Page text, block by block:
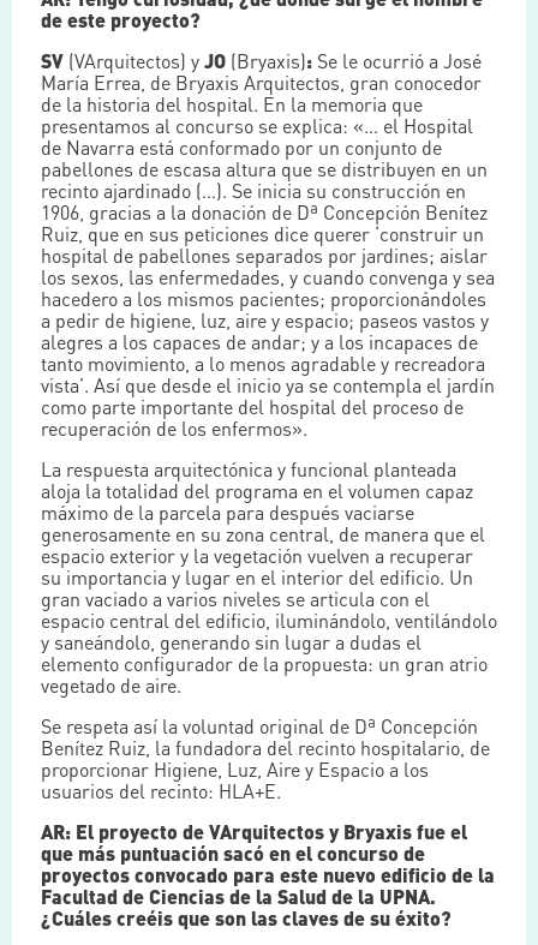
de este proyecto?
SV (VArquitectos) yJO (Bryaxis): Se le ocurrió a José
María Errea, de Bryaxis Arquitectos, gran conocedor
de la historia del hospital. En la memoria que
presentamos al concurso se explica: «… el Hospital
de Navarra está conformado por un conjunto de
pabellones de escasa altura que se distribuyen en un
recinto ajardinado (…). Se inicia su construcción en
1906, gracias a la donación de Dª Concepción Benítez
Ruiz, que en sus peticiones dice querer ‘construir un
hospital de pabellones separados por jardines; aislar
los sexos, las enfermedades, y cuando convenga y sea
hacedero a los mismos pacientes; proporcionándoles
a pedir de higiene, luz, aire y espacio; paseos vastos y
alegres a los capaces de andar; y a los incapaces de
tanto movimiento, a lo menos agradable y recreadora
vista’. Así que desde el inicio ya se contempla el jardín
como parte importante del hospital del proceso de
recuperación de los enfermos».
La respuesta arquitectónica y funcional planteada
aloja la totalidad del programa en el volumen capaz
máximo de la parcela para después vaciarse
generosamente en su zona central, de manera que el
espacio exterior y la vegetación vuelven a recuperar
su importancia y lugar en el interior del edificio. Un
gran vaciado a varios niveles se articula con el
espacio central del edificio, iluminándolo, ventilándolo
y saneándolo, generando sin lugar a dudas el
elemento configurador de la propuesta: un gran atrio
vegetado de aire.
Se respeta así la voluntad original de Dª Concepción
Benítez Ruiz, la fundadora del recinto hospitalario, de
proporcionar Higiene, Luz, Aire y Espacio a los
usuarios del recinto: HLA+E.
AR: El proyecto de VArquitectos y Bryaxis fue el
que más puntuación sacó en el concurso de
proyectos convocado para este nuevo edificio de la
Facultad de Ciencias de la Salud de la UPNA.
¿Cuáles creéis que son las claves de su éxito?